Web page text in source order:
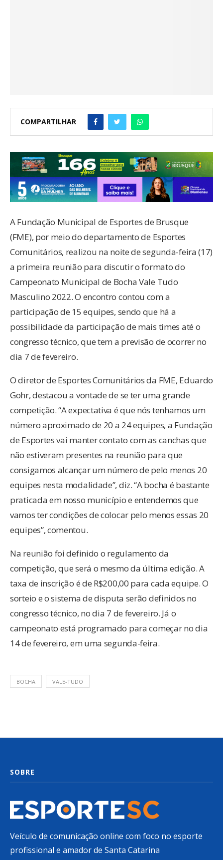
COMPARTILHAR
A Fundação Municipal de Esportes de Brusque
(FME), por meio do departamento de Esportes
Comunitários, realizou na noite de segunda-feira (17)
a primeira reunião para discutir o formato do
Campeonato Municipal de Bocha Vale Tudo
Masculino 2022. O encontro contou com a
participação de 15 equipes, sendo que há a
possibilidade da participação de mais times até o
congresso técnico, que tem a previsão de ocorrer no
dia 7 de fevereiro.
O diretor de Esportes Comunitários da FME, Eduardo
Gohr, destacou a vontade de se ter uma grande
competição. “A expectativa é que nós tenhamos um
número aproximado de 20 a 24 equipes, a Fundação
de Esportes vai manter contato com as canchas que
não estiveram presentes na reunião para que
consigamos alcançar um número de pelo menos 20
equipes nesta modalidade”, diz. “A bocha é bastante
praticada em nosso município e entendemos que
vamos ter condições de colocar pelo menos essas 20
equipes”, comentou.
Na reunião foi definido o regulamento da
competição, que será o mesmo da última edição. A
taxa de inscrição é de R$200,00 para cada equipe. O
sorteio e o sistema de disputa serão definidos no
congresso técnico, no dia 7 de fevereiro. Já o
campeonato está programado para começar no dia
14 de fevereiro, em uma segunda-feira.
BOCHA VALE-TUDO
SOBRE
Veículo de comunicação online com foco no esporte
profissional e amador de Santa Catarina